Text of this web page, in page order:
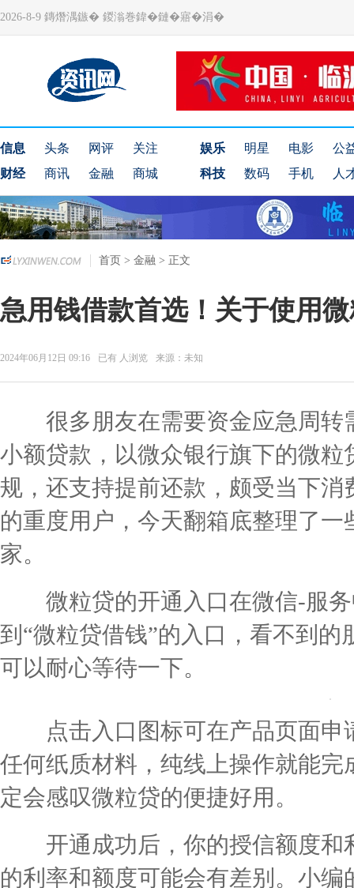
2026-8-9 鏄熸湡鏃� 鍐滃巻鍏�鏈�寤�涓�
信息 头条 网评
关注
财经
商讯 金融 商城
娱乐 明星 电影
公
科技
数码 手机 人
首页 > 金融 > 正文
急用钱借款首选！关于使用
2024年06月12日 09:16 已有 人浏览 来源：未知
很多朋友在需要资金应急周转
小额贷款，以微众银行旗下的微
规，还支持提前还款，颇受当下
的重度用户，今天翻箱底整理了
家。
微粒贷的开通入口在微信-服务
到“微粒贷借钱”的入口，看不到
可以耐心等待一下。
点击入口图标可在产品页面申
任何纸质材料，纯线上操作就能
定会感叹微粒贷的便捷好用。
开通成功后，你的授信额度和
的利率和额度可能会有差别。小编